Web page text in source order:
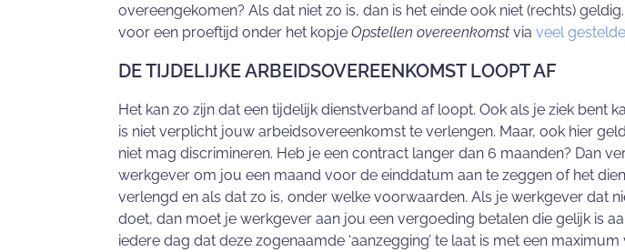
overeengekomen? Als dat niet zo is, dan is het einde ook niet (rechts)
voor een proeftijd onder het kopje Opstellen overeenkomst via veel
DE TIJDELIJKE ARBEIDSOVEREENKOMST LOOPT AF
Het kan zo zijn dat een tijdelijk dienstverband af loopt. Ook als je ziek bent
is niet verplicht jouw arbeidsovereenkomst te verlengen. Maar, ook hier
niet mag discrimineren. Heb je een contract langer dan 6 maanden? Dan
werkgever om jou een maand voor de einddatum aan te zeggen of het
verlengd en als dat zo is, onder welke voorwaarden. Als je werkgever dat
doet, dan moet je werkgever aan jou een vergoeding betalen die gelijk is
iedere dag dat deze zogenaamde ‘aanzegging’ te laat is met een